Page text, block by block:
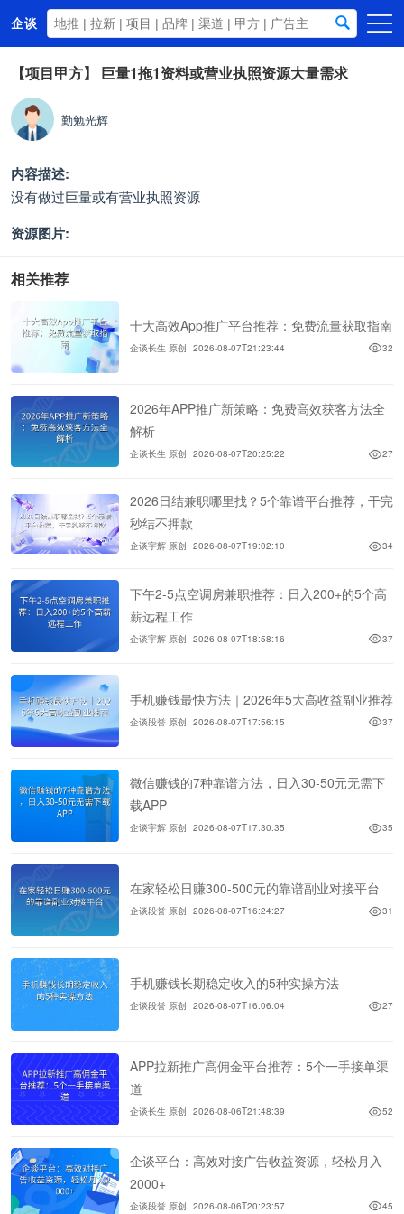
企谈
首页
商务资源
资讯动态
关于我们
【项目甲方】 巨量1拖1资料或营业执照资源大量需求
勤勉光辉
内容描述:
没有做过巨量或有营业执照资源
资源图片:
相关推荐
十大高效App推广平台推荐：免费流量获取指南
企谈长生 原创 2026-08-07T21:23:44 32
2026年APP推广新策略：免费高效获客方法全
解析
企谈长生 原创 2026-08-07T20:25:22 27
2026日结兼职哪里找？5个靠谱平台推荐，干完
秒结不押款
企谈宇辉 原创 2026-08-07T19:02:10 34
下午2-5点空调房兼职推荐：日入200+的5个高
薪远程工作
企谈宇辉 原创 2026-08-07T18:58:16 37
手机赚钱最快方法｜2026年5大高收益副业推荐
企谈段誉 原创 2026-08-07T17:56:15 37
微信赚钱的7种靠谱方法，日入30-50元无需下
载APP
企谈宇辉 原创 2026-08-07T17:30:35 35
在家轻松日赚300-500元的靠谱副业对接平台
企谈段誉 原创 2026-08-07T16:24:27 31
手机赚钱长期稳定收入的5种实操方法
企谈段誉 原创 2026-08-07T16:06:04 27
APP拉新推广高佣金平台推荐：5个一手接单渠
道
企谈长生 原创 2026-08-06T21:48:39 52
企谈平台：高效对接广告收益资源，轻松月入
2000+
企谈段誉 原创 2026-08-06T20:23:57 45